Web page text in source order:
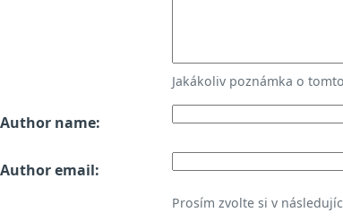
Jakákoliv poznámka o
Author name:
Author email:
Prosím zvolte si v